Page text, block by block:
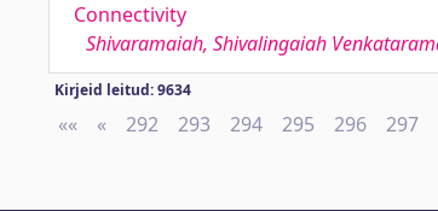
Connectivity
Shivaramaiah, Shivalingaiah
Kirjeid leitud: 9634
«« First
« Previous
292 293 294 295 296 297